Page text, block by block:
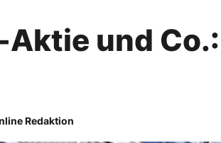
und
Redaktion